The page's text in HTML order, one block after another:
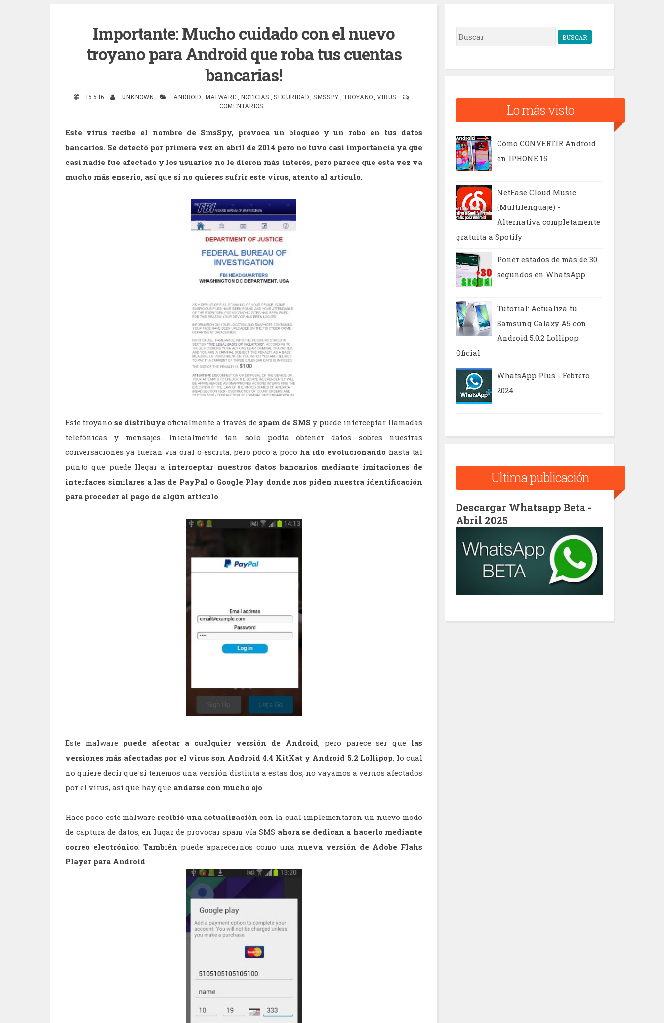
Importante: Mucho cuidado con el nuevo
troyano para Android que roba tus cuentas
bancarias!
15.5.16 UNKNOWN ANDROID MALWARE NOTICIAS SEGURIDAD SMSSPY TROYANO VIRUS
COMENTARIOS
Este virus recibe el nombre de SmsSpy, provoca un bloqueo y un robo en tus datos
bancarios. Se detectó por primera vez en abril de 2014 pero no tuvo casi importancia ya que
casi nadie fue afectado y los usuarios no le dieron más interés, pero parece que esta vez va
mucho más enserio, así que si no quieres sufrir este virus, atento al artículo.
Este troyanose distribuye oficialmente a través de spam de SMS y puede interceptar llamadas
telefónicas y mensajes. Inicialmente tan solo podía obtener datos sobres nuestras
conversaciones ya fueran vía oral o escrita, pero poco a poco ha ido evolucionando hasta tal
punto que puede llegar a interceptar nuestros datos bancarios mediante imitaciones de
interfaces similares a las de PayPal o Google Play donde nos piden nuestra identificación
para proceder al pago de algún artículo.
Este malware puede afectar a cualquier versión de Android, pero parece ser que las
versiones más afectadas por el virus son Android 4.4 KitKat y Android 5.2 Lollipop, lo cual
no quiere decir que si tenemos una versión distinta a estas dos, no vayamos a vernos afectados
por el virus, así que hay que andarse con mucho ojo
Hace poco este malware recibió una actualización con la cual implementaron un nuevo modo
de captura de datos, en lugar de provocar spam vía SMS ahora se dedican a hacerlo mediante
correo electrónico También puede aparecernos como una nueva versión de Adobe Flahs
Player para Android
B
u
Lo más visto
Cómo CONVERTIR Android
en IPHONE 15
NetEase Cloud Music
(Multilenguaje) -
Alternativa completamente
gratuita a Spotify
Poner estados de más de 30
segundos en WhatsApp
Tutorial: Actualiza tu
Samsung Galaxy A5 con
Android 5.0.2 Lollipop
Oficial
WhatsApp Plus - Febrero
2024
Ultima publicación
Descargar Whatsapp Beta -
Abril 2025